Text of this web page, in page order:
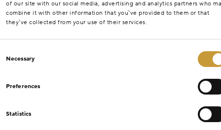
of our site with our social media, advertising and analytics partners who
combine it with other information that you’ve provided to them or that
they’ve collected from your use of their services.
Selection
Necessary
Preferences
Statistics